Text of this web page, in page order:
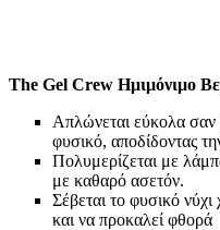
The Gel Crew Ημιμόνιμο
Απλώνεται εύκολα σαν
φυσικό, αποδίδοντας
Πολυμερίζεται με
με καθαρό ασετόν.
Σέβεται το φυσικό
και να προκαλεί φθορά